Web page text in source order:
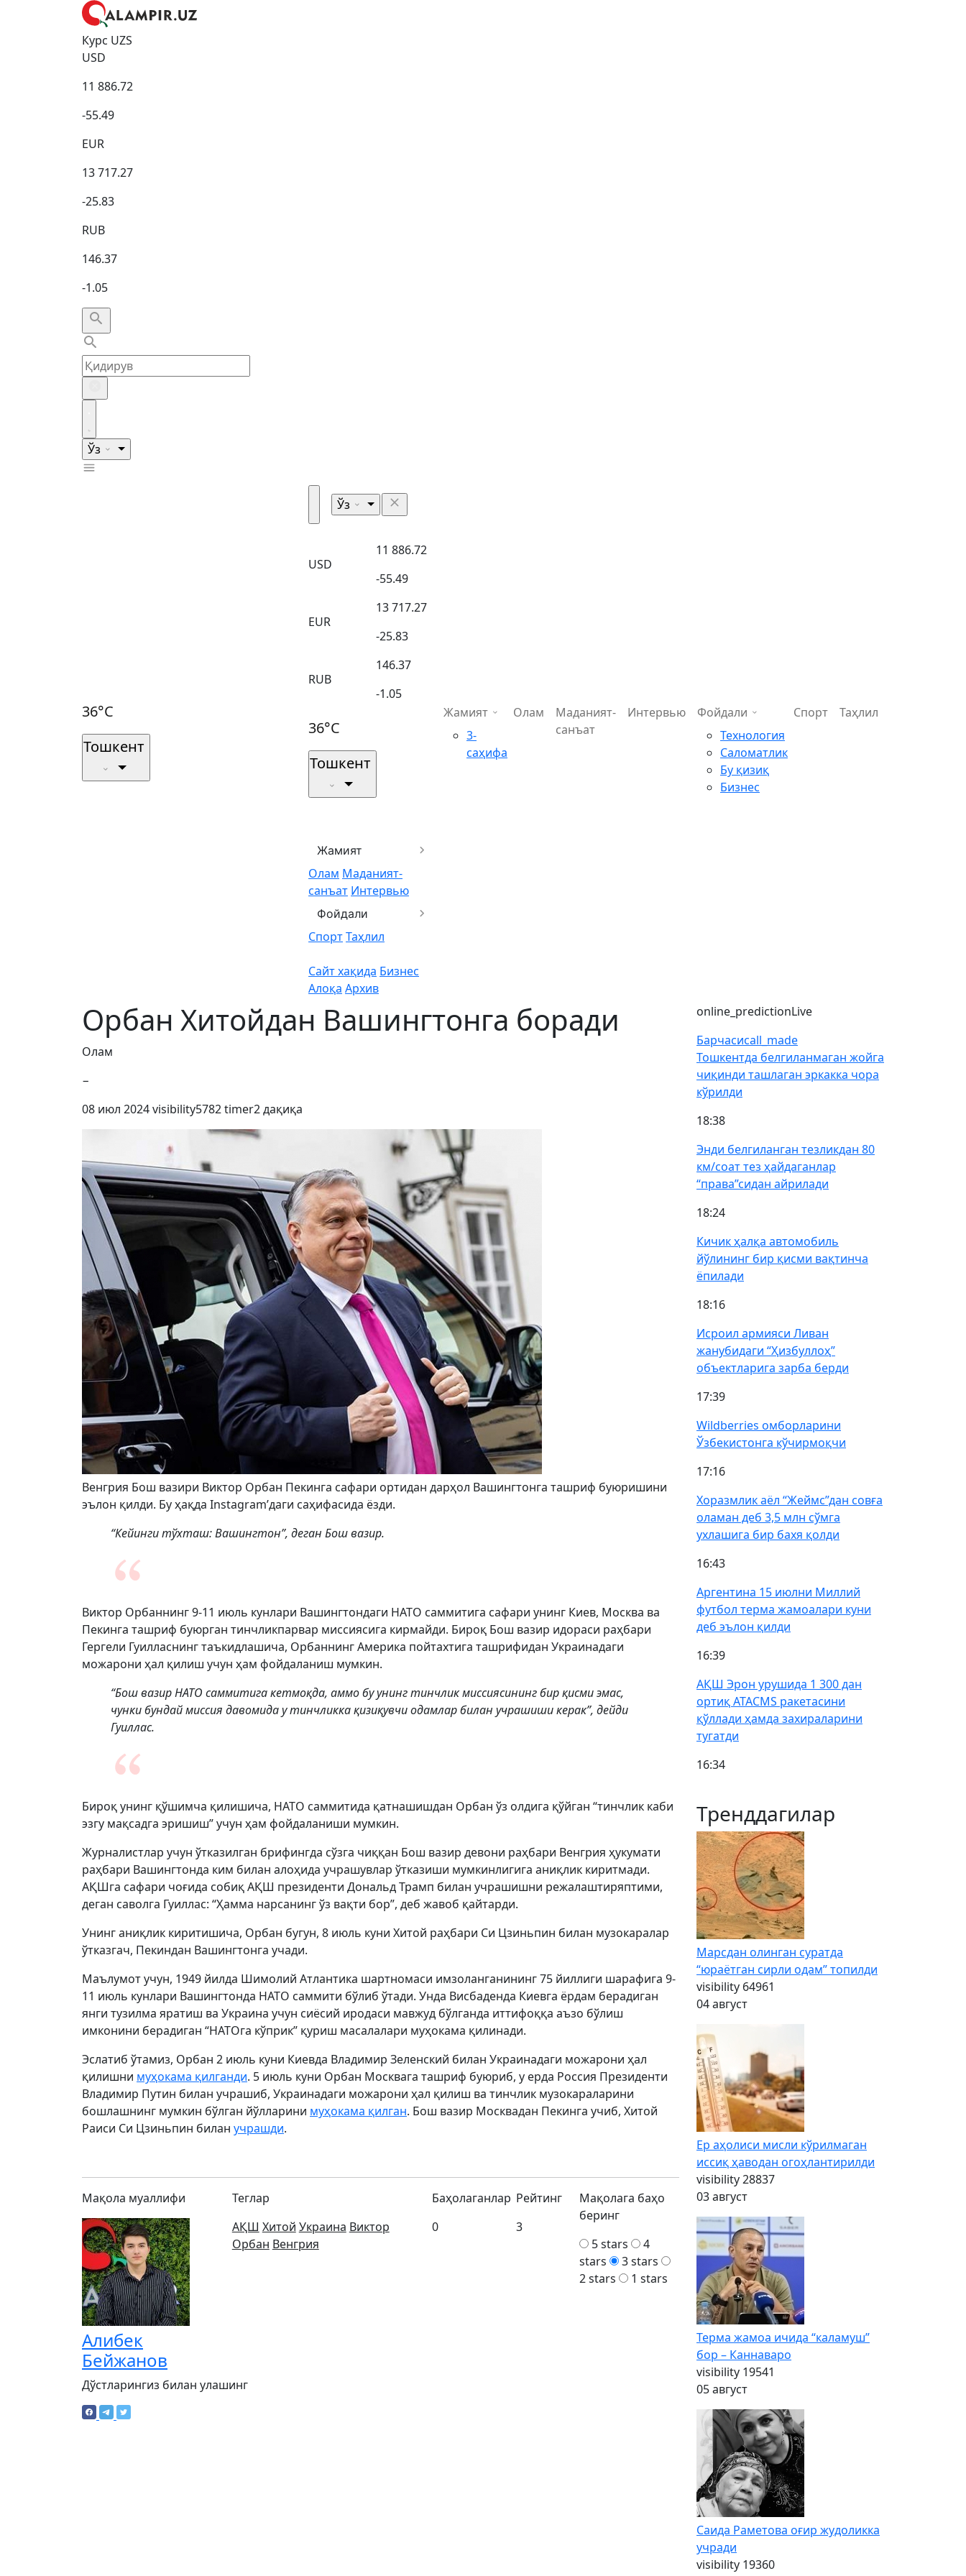
Курс UZS
USD
11 886.72
-55.49
EUR
13 717.27
-25.83
RUB
146.37
-1.05
Ўз
36°C
Тошкент
Ўз
USD
11 886.72
-55.49
EUR
13 717.27
-25.83
RUB
146.37
-1.05
36°C
Тошкент
Жамият
Олам Маданият-
санъат Интервью
Фойдали
СпортТаҳлил
Сайт хақида Бизнес
Алоқа Архив
Жамият
3-
саҳифа
Олам
Маданият-
санъат
Интервью
Фойдали
Технология
Саломатлик
Бу қизиқ
Бизнес
Спорт Таҳлил
Орбан Хитойдан Вашингтонга боради
Олам
−
08 июл 2024visibility5782timer2 дақиқа
Венгрия Бош вазири Виктор Орбан Пекинга сафари ортидан дарҳол Вашингтонга ташриф буюришини
эълон қилди. Бу ҳақда Instagram’даги саҳифасида ёзди.
“Кейинги тўхташ: Вашингтон”, деган Бош вазир.
Виктор Орбаннинг 9-11 июль кунлари Вашингтондаги НАТО саммитига сафари унинг Киев, Москва ва
Пекинга ташриф буюрган тинчликпарвар миссиясига кирмайди. Бироқ Бош вазир идораси раҳбари
Гергели Гуилласнинг таъкидлашича, Орбаннинг Америка пойтахтига ташрифидан Украинадаги
можарони ҳал қилиш учун ҳам фойдаланиш мумкин.
“Бош вазир НАТО саммитига кетмоқда, аммо бу унинг тинчлик миссиясининг бир қисми эмас,
чунки бундай миссия давомида у тинчликка қизиқувчи одамлар билан учрашиши керак”, дейди
Гуиллас.
Бироқ унинг қўшимча қилишича, НАТО саммитида қатнашишдан Орбан ўз олдига қўйган “тинчлик каби
эзгу мақсадга эришиш” учун ҳам фойдаланиши мумкин.
Журналистлар учун ўтказилган брифингда сўзга чиққан Бош вазир девони раҳбари Венгрия ҳукумати
раҳбари Вашингтонда ким билан алоҳида учрашувлар ўтказиши мумкинлигига аниқлик киритмади.
АҚШга сафари чоғида собиқ АҚШ президенти Дональд Трамп билан учрашишни режалаштиряптими,
деган саволга Гуиллас: “Ҳамма нарсанинг ўз вақти бор”, деб жавоб қайтарди.
Унинг аниқлик киритишича, Орбан бугун, 8 июль куни Хитой раҳбари Си Цзиньпин билан музокаралар
ўтказгач, Пекиндан Вашингтонга учади.
Маълумот учун, 1949 йилда Шимолий Атлантика шартномаси имзоланганининг 75 йиллиги шарафига 9-
11 июль кунлари Вашингтонда НАТО саммити бўлиб ўтади. Унда Висбаденда Киевга ёрдам берадиган
янги тузилма яратиш ва Украина учун сиёсий иродаси мавжуд бўлганда иттифоққа аъзо бўлиш
имконини берадиган “НАТОга кўприк” қуриш масалалари муҳокама қилинади.
Эслатиб ўтамиз, Орбан 2 июль куни Киевда Владимир Зеленский билан Украинадаги можарони ҳал
қилишни муҳокама қилганди. 5 июль куни Орбан Москвага ташриф буюриб, у ерда Россия Президенти
Владимир Путин билан учрашиб, Украинадаги можарони ҳал қилиш ва тинчлик музокараларини
бошлашнинг мумкин бўлган йўлларини муҳокама қилган. Бош вазир Москвадан Пекинга учиб, Хитой
Раиси Си Цзиньпин билан учрашди.
Мақола муаллифи
Алибек
Бейжанов
Теглар
АҚШ Хитой Украина Виктор
Орбан Венгрия
Баҳолаганлар
0
Рейтинг
3
Мақолага баҳо
беринг
5 stars
4
stars
3 stars
2 stars
1 stars
Дўстларингиз билан улашинг
online_predictionLive
Барчасиcall_made
Тошкентда белгиланмаган жойга
чиқинди ташлаган эркакка чора
кўрилди
18:38
Энди белгиланган тезликдан 80
км/соат тез ҳайдаганлар
“права”сидан айрилади
18:24
Кичик ҳалқа автомобиль
йўлининг бир қисми вақтинча
ёпилади
18:16
Исроил армияси Ливан
жанубидаги “Ҳизбуллоҳ”
объектларига зарба берди
17:39
Wildberries омборларини
Ўзбекистонга кўчирмоқчи
17:16
Хоразмлик аёл “Жеймс”дан совға
оламан деб 3,5 млн сўмга
ухлашига бир бахя қолди
16:43
Аргентина 15 июлни Миллий
футбол терма жамоалари куни
деб эълон қилди
16:39
АҚШ Эрон урушида 1 300 дан
ортиқ ATACMS ракетасини
қўллади ҳамда захираларини
тугатди
16:34
Тренддагилар
Марсдан олинган суратда
“юраётган сирли одам” топилди
visibility 64961
04 август
Ер аҳолиси мисли кўрилмаган
иссиқ ҳаводан огоҳлантирилди
visibility28837
03 август
Терма жамоа ичида “каламуш”
бор – Каннаваро
visibility 19541
05 август
Саида Раметова оғир жудоликка
учради
visibility 19360